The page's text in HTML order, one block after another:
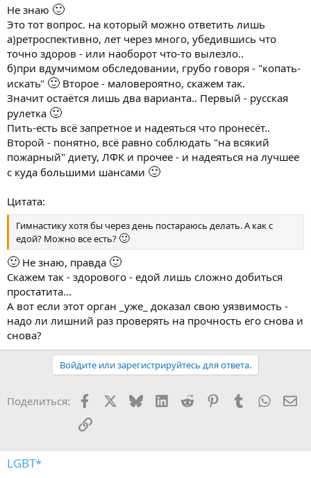
Не знаю 🙂
Это тот вопрос. на который можно ответить лишь
а)ретроспективно, лет через много, убедившись что
точно здоров - или наоборот что-то вылезло..
б)при вдумчимом обследовании, грубо говоря - "копать-
искать" 🙂 Второе - маловероятно, скажем так.
Значит остаётся лишь два варианта.. Первый - русская
рулетка 🙂
Пить-есть всё запретное и надеяться что пронесёт..
Второй - понятно, всё равно соблюдать "на всякий
пожарный" диету, ЛФК и прочее - и надеяться на лучшее
с куда большими шансами 🙂
Цитата:
Гимнастику хотя бы через день постараюсь делать. А как с
едой? Можно все есть? 🙂
🙂 Не знаю, правда 🙂
Скажем так - здорового - едой лишь сложно добиться
простатита...
А вот если этот орган _уже_ доказал свою уязвимость -
надо ли лишний раз проверять на прочность его снова и
снова?
Войдите или зарегистрируйтесь для ответа.
Поделиться: Facebook BlueskyLinkedIn
Reddit PinterestTumblr
Ссылка
LGBT*